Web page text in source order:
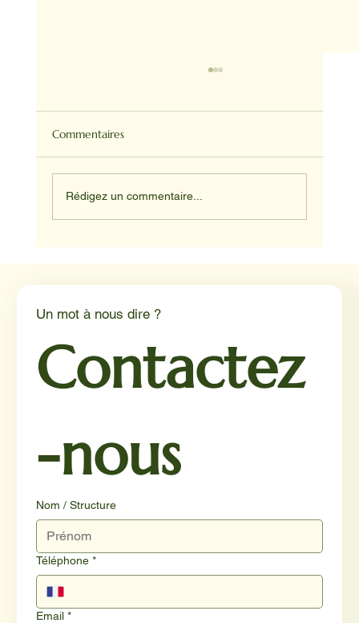
Commentaires
Rédigez un commentaire...
Un mot à nous dire ?
Contactez
-nous
Nom / Structure
Téléphone *
Email *